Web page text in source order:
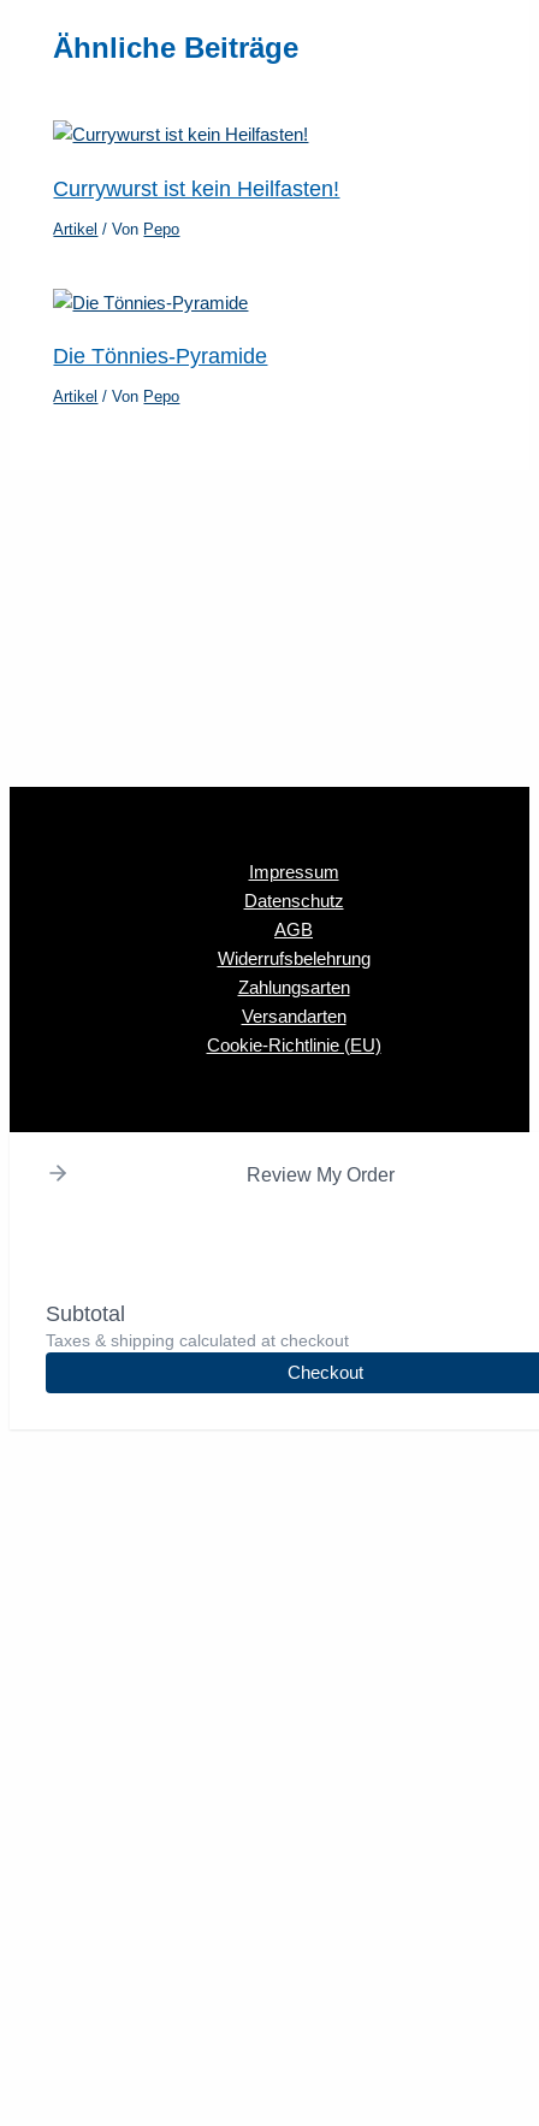
Ähnliche Beiträge
Currywurst ist kein Heilfasten!
Artikel / Von Pepo
Die Tönnies-Pyramide
Artikel / Von Pepo
Impressum
Datenschutz
AGB
Widerrufsbelehrung
Zahlungsarten
Versandarten
Cookie-Richtlinie (EU)
Review My Order
Subtotal
Taxes & shipping calculated at checkout
Checkout